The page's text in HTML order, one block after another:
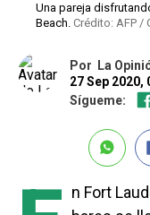
Una pareja
Beach. Crédito: AFP /
Por
La
27 Sep 2020,
Sígueme:
n Fort